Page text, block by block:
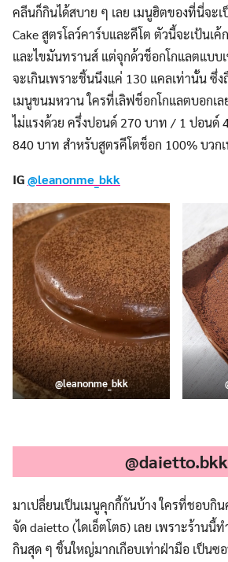
คลีนก็กินได้สบาย ๆ เลย เมนูฮิตของที่นี่จะ
Cake สูตรโลว์คาร์บและคีโต ตัวนี้จะเป้นเค้
และไขมันทรานส์ แต่จุกด้วช็อกโกแลตแบบ
จะเกินเพราะชิ้นนึงแค่ 130 แคลเท่านั้น ซึ่
เมนูขนมหวาน ใครที่เลิฟช็อกโกแลตบอกเล
ไม่แรงด้วย ครึ่งปอนด์ 270 บาท / 1 ปอนด์
840 บาท สำหรับสูตรคีโตช็อก 100% บวก
IG@leanonme_bkk
@leanonme_bkk
@daietto.bkk
มาเปลี่ยนเป็นเมนูคุกกี้กันบ้าง ใครที่ชอบกิ
จัด daietto (ไดเอ็ตโตธ) เลย เพราะร้านนี้
กินสุด ๆ ชิ้นใหญ่มากเกือบเท่าฝ่ามือ เป็นซ